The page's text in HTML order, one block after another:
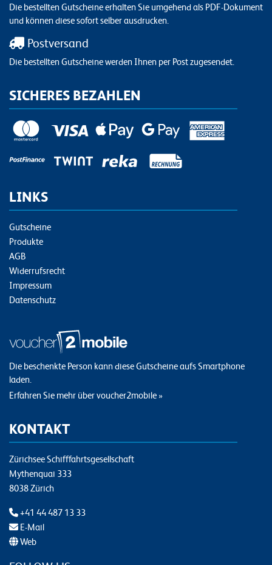
Die bestellten Gutscheine erhalten Sie umgehend als PDF-Dokument
und können diese sofort selber ausdrucken.
Postversand
Die bestellten Gutscheine werden Ihnen per Post zugesendet.
SICHERES BEZAHLEN
LINKS
Gutscheine
Produkte
AGB
Widerrufsrecht
Impressum
Datenschutz
Die beschenkte Person kann diese Gutscheine aufs Smartphone
laden.
Erfahren Sie mehr über voucher2mobile »
KONTAKT
Zürichsee Schifffahrtsgesellschaft
Mythenquai 333
8038 Zürich
+41 44 487 13 33
E-Mail
Web